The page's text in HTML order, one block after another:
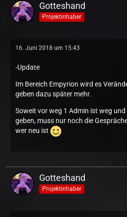
Gotteshand
Projektinhaber
16. Juni 2018 um 15:43
-Update
Im Bereich Empyrion wird es
geben dazu später mehr.
Soweit vor weg 1 Admin ist weg und
geben, muss nur noch die
wer neu ist
Gotteshand
Projektinhaber